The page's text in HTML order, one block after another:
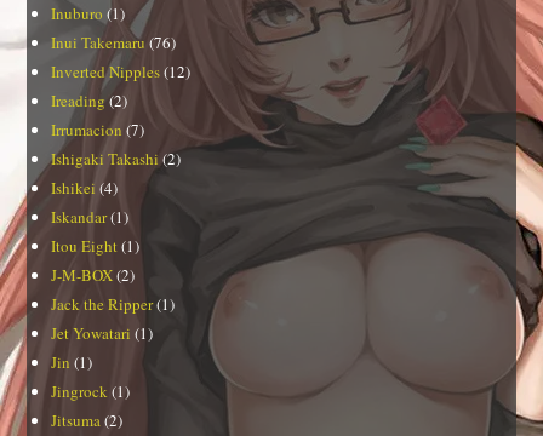
Inuburo (1)
Inui Takemaru (76)
Inverted Nipples(12)
Ireading(2)
Irrumacion (7)
Ishigaki Takashi (2)
Ishikei (4)
Iskandar(1)
Itou Eight (1)
J-M-BOX(2)
Jack the Ripper(1)
Jet Yowatari (1)
Jin (1)
Jingrock (1)
Jitsuma (2)